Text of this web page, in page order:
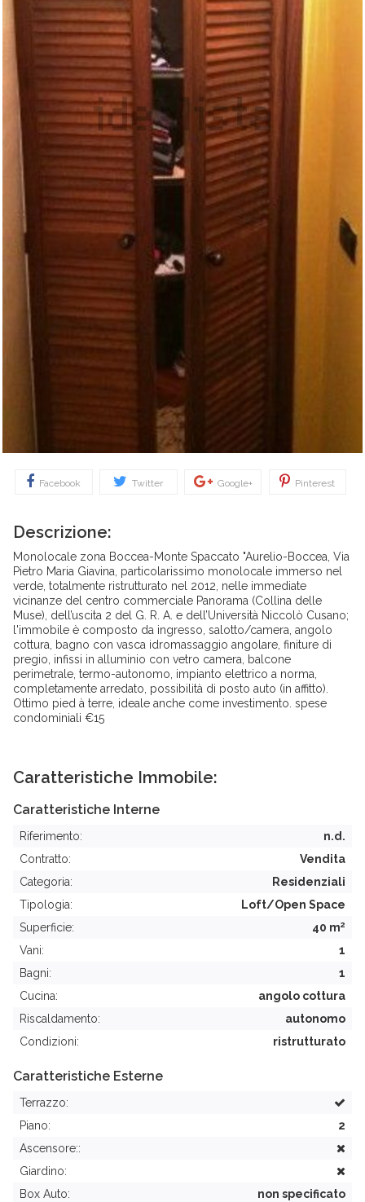
Facebook Twitter Google+ Pinterest
Descrizione:
Monolocale zona Boccea-Monte Spaccato "Aurelio-Boccea, Via
Pietro Maria Giavina, particolarissimo monolocale immerso nel
verde, totalmente ristrutturato nel 2012, nelle immediate
vicinanze del centro commerciale Panorama (Collina delle
Muse), dell’uscita 2 del G. R. A. e dell’Università Niccolò Cusano;
l'immobile è composto da ingresso, salotto/camera, angolo
cottura, bagno con vasca idromassaggio angolare, finiture di
pregio, infissi in alluminio con vetro camera, balcone
perimetrale, termo-autonomo, impianto elettrico a norma,
completamente arredato, possibilità di posto auto (in affitto).
Ottimo pied à terre, ideale anche come investimento. spese
condominiali €15
Caratteristiche Immobile:
Caratteristiche Interne
Riferimento:
n.d.
Contratto:
Vendita
Categoria:
Residenziali
Tipologia:
Loft/Open Space
Superficie:
40 m2
Vani:
1
Bagni:
1
Cucina:
angolo cottura
Riscaldamento:
autonomo
Condizioni:
ristrutturato
Caratteristiche Esterne
Terrazzo:
Piano:
2
Ascensore::
Giardino:
Box Auto:
non specificato